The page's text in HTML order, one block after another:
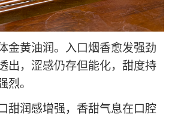
金黄油润。入口烟香愈发强劲
出，涩感仍存但能化，甜度持
。
甜润感增强，香甜气息在口腔